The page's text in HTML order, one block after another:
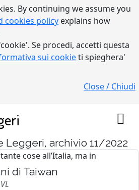
By continuing we assume you
cookies policy explains how
Se procedi, accetti questa
sui cookieti spieghera'
Close / Chiudi
Leggeri, archivio 11/2022
di Taiwan